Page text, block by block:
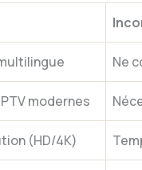
Ne
modernes
(HD/4K)